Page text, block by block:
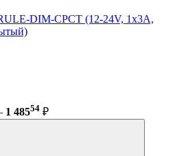
DIM-CPCT (12-24V, 1x3A,
1 48554 ₽